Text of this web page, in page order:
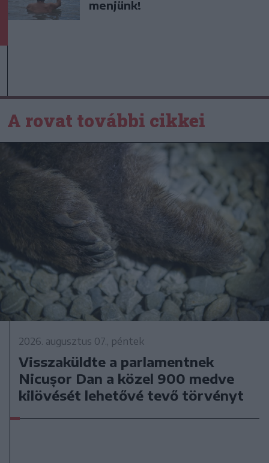
menjünk!
A rovat további cikkei
2026. augusztus 07., péntek
Visszaküldte a parlamentnek
Nicușor Dan a közel 900 medve
kilövését lehetővé tevő törvényt